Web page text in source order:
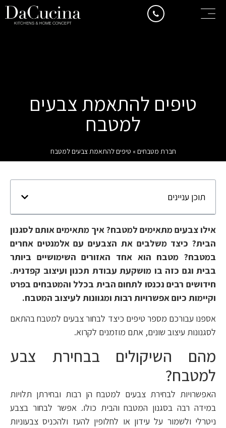
טיפים להתאמת צבעים
למטבח
חברת מטבחים» טיפים להתאמת צבעים למטבח
תוכן עניינים
אילו צבעים מתאימים למטבח? איך מתאימים אותם לסגנון
הבית? כיצד משלבים את הצבעים עם אלמנטים אחרים
במטבח? מטבח הוא אחד האזורים השימושיים ביותר
בבית וגם כזה בו מושקעת עבודת תכנון ועיצוב קפדנית.
חידושים רבים נכנסו לתחום הבית בכלל והמטבחים בפרט
וקיימות כיום אפשרויות רבות ומגוונות לעיצוב המטבח.
אספנו עבורכם מספר טיפים כיצד לבחור צבעים למטבח בהתאם
לסגנונות עיצוב שונים, אתם מוזמנים לקרוא.
מהם השיקולים בבחירת צבע
למטבח?
האפשרויות לבחירת צבעים למטבח הן רבות ובחירתן תלויות
במידה רבה בסגנון המטבח והבית כולו. אפשר לבחור בצבע
ניטרלי ולשמור על עידון או לחלופין להעז ולהכניס צבעוניות